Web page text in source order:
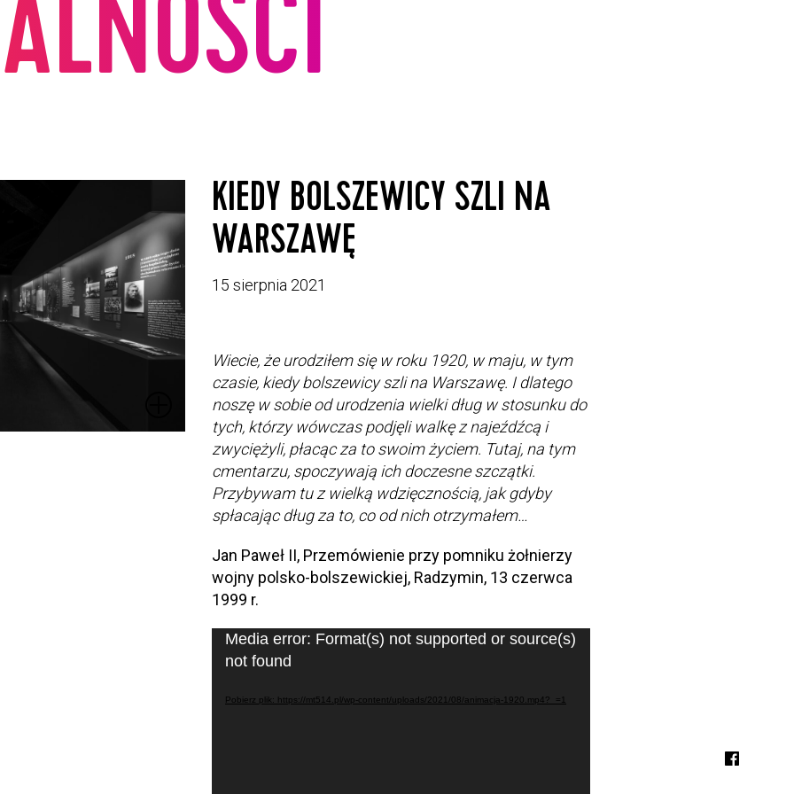
KIEDY BOLSZEWICY SZLI NA
WARSZAWĘ
15 sierpnia 2021
Wiecie, że urodziłem się w roku 1920, w maju, w tym
czasie, kiedy bolszewicy szli na Warszawę. I dlatego
noszę w sobie od urodzenia wielki dług w stosunku do
tych, którzy wówczas podjęli walkę z najeźdźcą i
zwyciężyli, płacąc za to swoim życiem. Tutaj, na tym
cmentarzu, spoczywają ich doczesne szczątki.
Przybywam tu z wielką wdzięcznością, jak gdyby
spłacając dług za to, co od nich otrzymałem…
Jan Paweł II, Przemówienie przy pomniku żołnierzy
wojny polsko-bolszewickiej, Radzymin, 13 czerwca
1999 r.
Odtwarzacz
video
Media error: Format(s) not supported or source(s)
not found
Pobierz plik: https://mt514.pl/wp-content/uploads/2021/08/animacja-1920.mp4?_=1